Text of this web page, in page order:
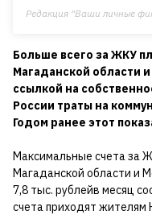
Редакция "Ваши личные
Больше всего за ЖКУ
Магаданской области
ссылкой на
России траты на
Годом ранее этот
Максимальные счета за
Магаданской области и
7,8 тыс. рублейв месяц
счета приходят жителям